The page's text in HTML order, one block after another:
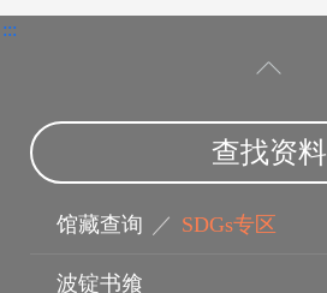
:::
查找资料
馆藏查询 ／ SDGs专区
波锭书飨